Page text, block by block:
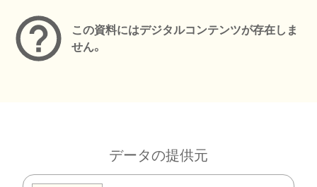
この資料にはデジタルコンテンツが存在しま
せん。
データの提供元